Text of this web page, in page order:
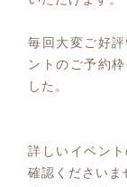
毎回大変ご好
ントのご予約
した。
詳しいイベン
確認くださいま